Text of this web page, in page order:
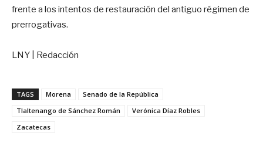
frente a los intentos de restauración del antiguo régimen de
prerrogativas.
LNY | Redacción
TAGS Morena
Senado de la República
Tlaltenango de Sánchez Román
Verónica Díaz Robles
Zacatecas